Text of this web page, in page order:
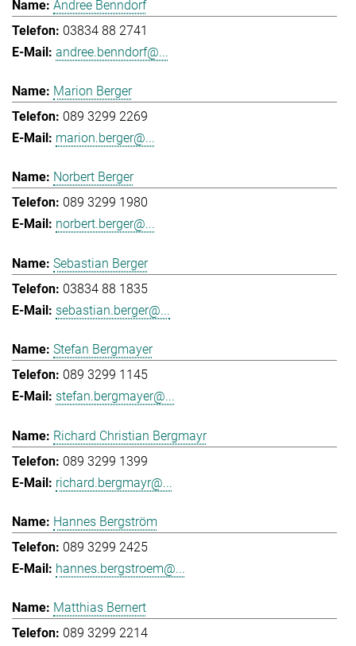
Andree Benndorf
03834 88 2741
andree.benndorf@...
Marion Berger
089 3299 2269
marion.berger@...
Norbert Berger
089 3299 1980
norbert.berger@...
Sebastian Berger
03834 88 1835
sebastian.berger@...
Stefan Bergmayer
089 3299 1145
stefan.bergmayer@...
Richard Christian Bergmayr
089 3299 1399
richard.bergmayr@...
Hannes Bergström
089 3299 2425
hannes.bergstroem@...
Matthias Bernert
089 3299 2214